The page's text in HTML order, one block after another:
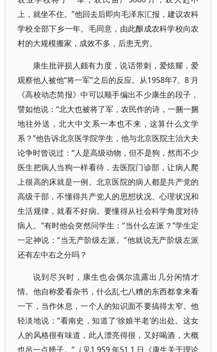
上，就坐不住。”他回去后即向毛泽东汇报，建议农科
学校全部下乡一年。毛同意，由此酿成农科学校向农
村的大规模搬家，成效不多，后患无穷。
康生批评损人颇有力度，说话带刺，爱炫耀，爱
观察他人被他“将一军”之后的反应。从1958年7、8 月
《高校动态简报》中可以顺手编出不少康生的段子，
譬如他说：“北大也被将了军，农民作的诗，一捆一捆
地往外送，北大中文系一本也不来，这算什么文学
系？”他告诉北京医学院学生，他与北京医院主治大夫
论争时曾说过：“人是高级动物，但不是狗，然而不少
医生把病人当狗一样看待，去医院门诊部，让病人爬
上很高的床就是一例。北京医院的病人都是共产党的
高级干部，不懂得共产党人的思想状况、心理状况和
生活规律，就看不好病。要懂得从社会科学角度对待
病人。”有时他会突然问学生：“当什么左派？”学生定
一定神说：“当无产阶级左派。”他就说无产阶级左派
还有左中右之分吗？
说到尽兴时，康生也会偶尔流露出几分闲情才
情。他自称爱看杂书，什么乱七八糟的东西都拿来看
一下，当作休息，一个人的知识面不要搞得太窄。他
轻淡地说：“看南史，知道了‘徐娘半老’的出处。这女
人的风格很有味道，此人漂亮得很，又好喝酒，大概
也吊一点膀子。”（见1 959 年51 1 日《康生关于理论